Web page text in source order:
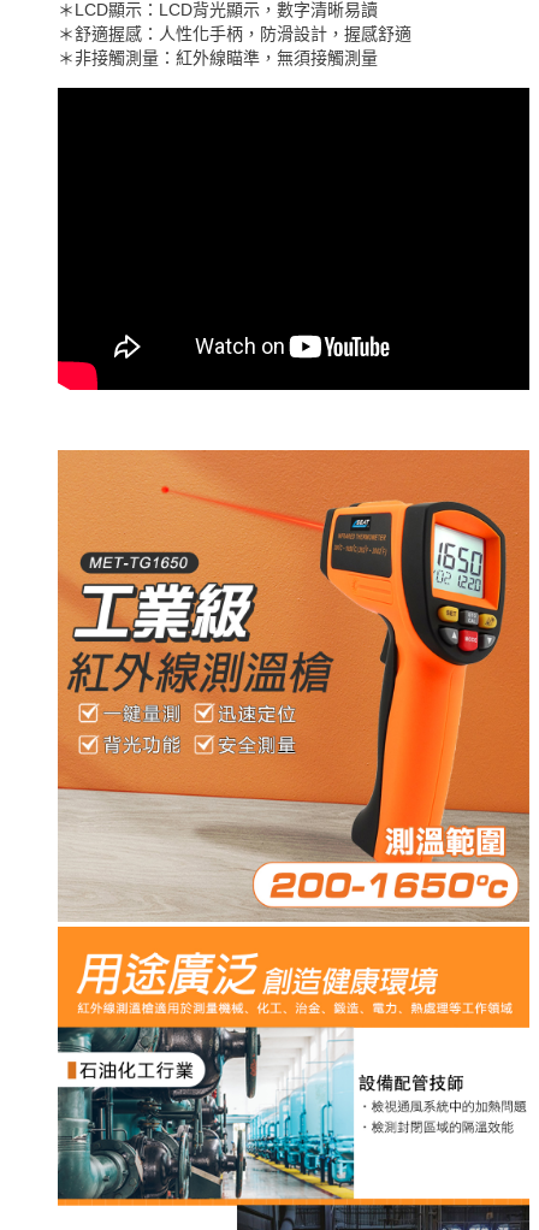
＊LCD顯示：LCD背光顯示，數字清晰易讀
＊舒適握感：人性化手柄，防滑設計，握感舒適
＊非接觸測量：紅外線瞄準，無須接觸測量